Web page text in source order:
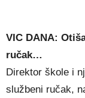
VIC DANA:
ručak…
Direktor škole i
službeni ručak,